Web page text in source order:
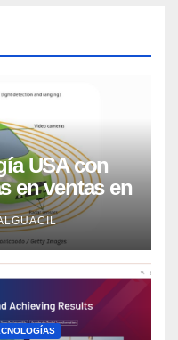
USA con
en ventas en
según